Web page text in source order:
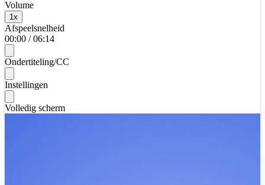
Volume
1 x
Afspeelsnelheid
00:00 / 06:14
Ondertiteling/CC
Instellingen
Volledig scherm